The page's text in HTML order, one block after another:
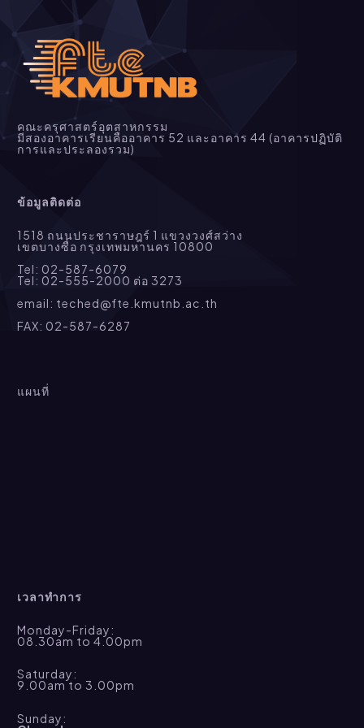
รายวิชาที่เรียนตลอดหลักสูตร
สาขาเครื่องกล (หลักสูตร ปวส. และต่อเนื่อง)
(ฉบับปี พ.ศ.2523)
Mechanical Technology
สาขาวิศวกรรมเครื่องกล (หลักสูตร 4 ปี)
(ฉบับปรับปรุงใหม่ ปี 2529)
(หลักสูตรปรับปรุง พ.ศ.2537)
(หลักสูตรใหม่ พ.ศ.2546)
Mechatronics Engineering
สาขาวิชาวิศวกรรมเครื่องกล (หลักสูตร 4 ปี)
สาขาวิชาวิศวกรรมไฟฟ้า (หลักสูตรเทียบโอน 3 ปี)
(หลักสูตรปรับปรุง พ.ศ.2552)
Electrical Engineering
(หลักสูตรปรับปรุง พ.ศ.2555)
Electrical Engineering
(หลักสูตรปรับปรุง พ.ศ.2555)
การปรับปรุงแก้ไขหลักสูตร
Civil Engineering Management
สาขาวิชาวิศวกรรมโยธาและการศึกษา (หลักสูตร 5 ปี)
(หลักสูตรใหม่ พ.ศ.2553)
สาขาวิชาวิศวกรรมโยธาและการศึกษา (หลักสูตร 5 ปี)
(หลักสูตรปรับปรุง พ.ศ.2558)
Civil Engineering and Education
การปรับปรุงแก้ไขหลักสูตร
ตั้งแต่ภาคเรียนที่ 1 ปีการศึกษา 2555
ตั้งแต่ภาคเรียนที่ 1 ปีการศึกษา 2554
ปรับปรุงหลักสูตรแบบเล็กน้อย โครงสร้างไม่
เปลี่ยนแปลง
สาขาวิชาการบริหารงานวิศวกรรมโยธาและงานระบบ
(หลักสูตรใหม่ พ.ศ.2549)
Civil and System Engineering Management
สาขาวิชาวิศวกรรมโยธาและการศึกษา
(หลักสูตรใหม่ พ.ศ.2556)
การปรับปรุงแก้ไขหลักสูตร
รายวิชาที่เรียนตลอดหลักสูตร
สาขาวิจัยและพัฒนาหลักสูตร
(หลักสูตรใหม่ พ.ศ. 2534)
Curriculum Research and Development
สาขาวิชาบริหารอาชีวะและเทคนิคศึกษา
(หลักสูตรใหม่ พ.ศ.2540)
(หลักสูตรปรับปรุง พ.ศ.2549)
Curriculum Research and Development
(หลักสูตรใหม่ พ.ศ.2551)
Vocational and Technical Education Management
(หลักสูตรปรับปรุง พ.ศ.2555)
คณะครุศาสตร์อุตสาหกรรม
มีสองอาคารเรียนคืออาคาร 52 และอาคาร 44 (อาคารปฏิบัติ
การและประลองรวม)
ข้อมูลติดต่อ
1518 ถนนประชาราษฎร์ 1 แขวงวงศ์สว่าง
เขตบางซื่อ กรุงเทพมหานคร 10800
Tel: 02-587-6079
Tel: 02-555-2000 ต่อ 3273
email: teched@fte.kmutnb.ac.th
FAX: 02-587-6287
แผนที่
เวลาทำการ
Monday-Friday:
08.30am to 4.00pm
Saturday:
9.00am to 3.00pm
Sunday: